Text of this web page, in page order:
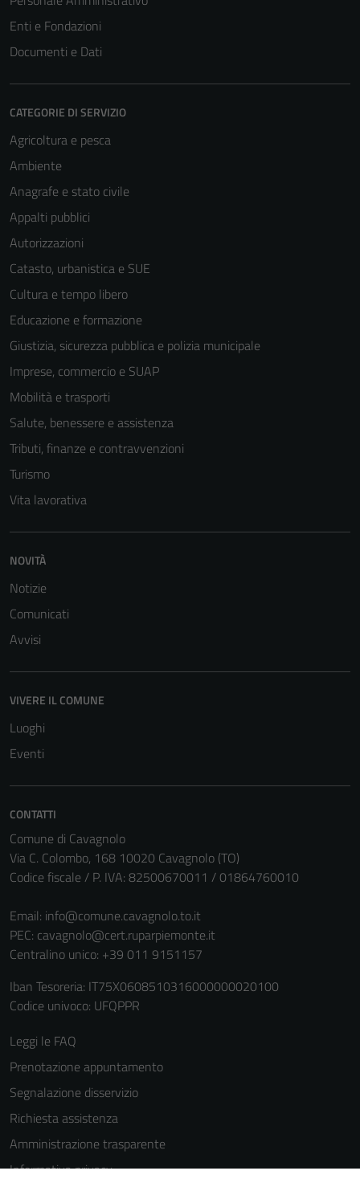
Enti e Fondazioni
Documenti e Dati
CATEGORIE DI SERVIZIO
Agricoltura e pesca
Ambiente
Anagrafe e stato civile
Appalti pubblici
Autorizzazioni
Catasto, urbanistica e SUE
Cultura e tempo libero
Educazione e formazione
Giustizia, sicurezza pubblica e polizia municipale
Imprese, commercio e SUAP
Mobilità e trasporti
Salute, benessere e assistenza
Tributi, finanze e contravvenzioni
Turismo
Vita lavorativa
NOVITÀ
Notizie
Comunicati
Avvisi
VIVERE IL COMUNE
Luoghi
Eventi
CONTATTI
Comune di Cavagnolo
Via C. Colombo, 168 10020 Cavagnolo (TO)
Codice fiscale / P. IVA: 82500670011 / 01864760010
Email: info@comune.cavagnolo.to.it
PEC: cavagnolo@cert.ruparpiemonte.it
Centralino unico: +39 011 9151157
Iban Tesoreria: IT75X0608510316000000020100
Codice univoco: UFQPPR
Leggi le FAQ
Prenotazione appuntamento
Segnalazione disservizio
Richiesta assistenza
Amministrazione trasparente
Informativa privacy
personali.